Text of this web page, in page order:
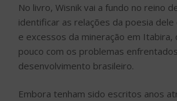
No livro, Wisnik vai a fundo no reino
identificar as relações da poesia
e excessos da mineração em Itabira,
pouco com os problemas
desenvolvimento brasileiro.
Embora tenham sido escritos anos